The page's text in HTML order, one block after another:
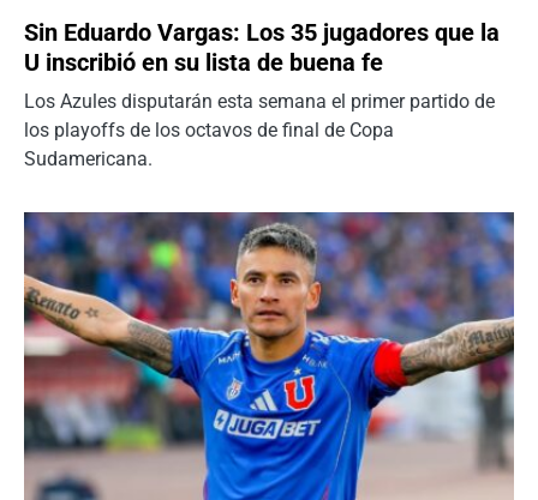
Sin Eduardo Vargas: Los 35 jugadores que la
U inscribió en su lista de buena fe
Los Azules disputarán esta semana el primer partido de
los playoffs de los octavos de final de Copa
Sudamericana.